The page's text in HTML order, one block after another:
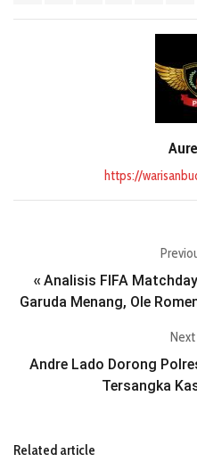
https://
« Analisis FIFA
Garuda Menang, Ole
Andre Lado Dorong
Tersangka
Related article